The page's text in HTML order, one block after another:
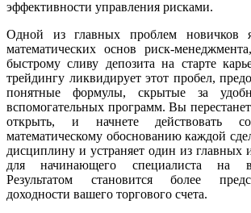
эффективности управления рисками.
Одной из главных проблем новичков
математических основ риск-
быстрому сливу депозита на старте
трейдингу ликвидирует этот пробел,
понятные формулы, скрытые за
вспомогательных программ. Вы
открыть, и начнете действовать
математическому обоснованию каждой
дисциплину и устраняет один из главных
для начинающего специалиста на
Результатом становится более
доходности вашего торгового счета.